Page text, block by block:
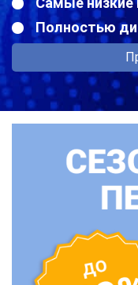
Полностью